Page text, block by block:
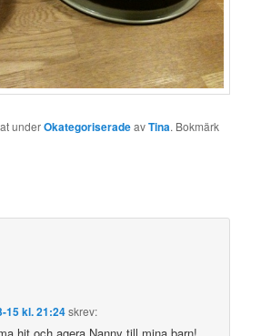
underOkategoriseradeavTina. Bokmärk
15 kl. 21:24skrev: